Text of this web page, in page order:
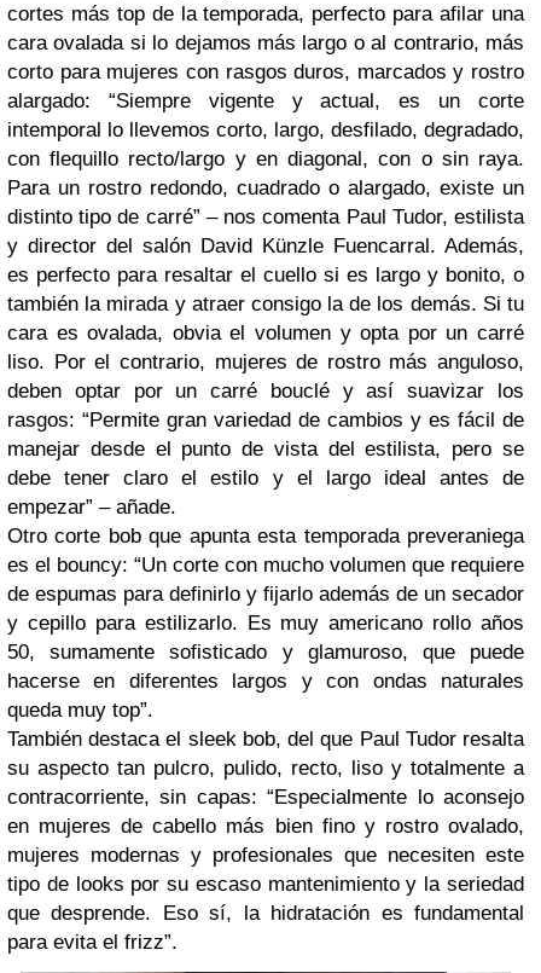
cortes más top de la temporada, perfecto para afilar una
cara ovalada si lo dejamos más largo o al contrario, más
corto para mujeres con rasgos duros, marcados y rostro
alargado: “Siempre vigente y actual, es un corte
intemporal lo llevemos corto, largo, desfilado, degradado,
con flequillo recto/largo y en diagonal, con o sin raya.
Para un rostro redondo, cuadrado o alargado, existe un
distinto tipo de carré” – nos comenta Paul Tudor, estilista
y director del salón David Künzle Fuencarral. Además,
es perfecto para resaltar el cuello si es largo y bonito, o
también la mirada y atraer consigo la de los demás. Si tu
cara es ovalada, obvia el volumen y opta por un carré
liso. Por el contrario, mujeres de rostro más anguloso,
deben optar por un carré bouclé y así suavizar los
rasgos: “Permite gran variedad de cambios y es fácil de
manejar desde el punto de vista del estilista, pero se
debe tener claro el estilo y el largo ideal antes de
empezar” – añade.
Otro corte bob que apunta esta temporada preveraniega
es el bouncy: “Un corte con mucho volumen que requiere
de espumas para definirlo y fijarlo además de un secador
y cepillo para estilizarlo. Es muy americano rollo años
50, sumamente sofisticado y glamuroso, que puede
hacerse en diferentes largos y con ondas naturales
queda muy top”.
También destaca el sleek bob, del que Paul Tudor resalta
su aspecto tan pulcro, pulido, recto, liso y totalmente a
contracorriente, sin capas: “Especialmente lo aconsejo
en mujeres de cabello más bien fino y rostro ovalado,
mujeres modernas y profesionales que necesiten este
tipo de looks por su escaso mantenimiento y la seriedad
que desprende. Eso sí, la hidratación es fundamental
para evita el frizz”.